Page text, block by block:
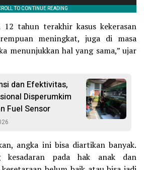
12 tahun terakhir kasus kekerasan
meningkat, juga di masa
menunjukkan hal yang sama,” ujar
dan Efektivitas,
Disperumkim
Fuel Sensor
angka ini bisa diartikan banyak.
kesadaran pada hak anak dan